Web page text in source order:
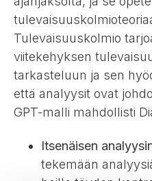
Tulevaisuuskolmio
viitekehyksen
tarkasteluun ja sen
että analyysit ovat
GPT-malli mahdollisti
Itsenäisen
tekemään